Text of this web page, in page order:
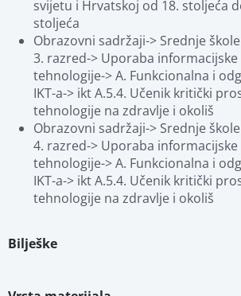
svijetu i Hrvatskoj od 18. stoljeća
stoljeća
Obrazovni sadržaji-> Srednje
3. razred-> Uporaba
tehnologije-> A. Funkcionalna i
IKT-a-> ikt A.5.4. Učenik kritički
tehnologije na zdravlje i okoliš
Obrazovni sadržaji-> Srednje
4. razred-> Uporaba
tehnologije-> A. Funkcionalna i
IKT-a-> ikt A.5.4. Učenik kritički
tehnologije na zdravlje i okoliš
Bilješke